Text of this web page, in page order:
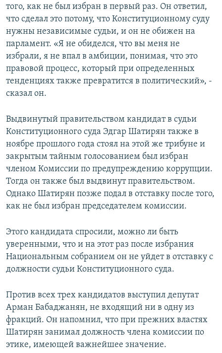
того, как не был избран в первый раз. Он ответил,
что сделал это потому, что Конституционному суду
нужны независимые судьи, и он не обижен на
парламент. «Я не обиделся, что вы меня не
избрали, я не впал в амбиции, понимая, что это
правовой процесс, который при определенных
тенденциях также превратится в политический», -
сказал он.
Выдвинутый правительством кандидат в судьи
Конституционного суда Эдгар Шатирян также в
ноябре прошлого года стоял на этой же трибуне и
закрытым тайным голосованием был избран
членом Комиссии по предупреждению коррупции.
Тогда он также был выдвинут правительством.
Однако Шатирян позже подал в отставку после того,
как не был избран председателем комиссии.
Этого кандидата спросили, можно ли быть
уверенными, что и на этот раз после избрания
Национальным собранием он не уйдет в отставку с
должности судьи Конституционного суда.
Против всех трех кандидатов выступил депутат
Арман Бабаджанян, не входящий ни в одну из
фракций. Он напомнил, что при прежних властях
Шатирян занимал должность члена комиссии по
этике, имеющей важнейшее значение.